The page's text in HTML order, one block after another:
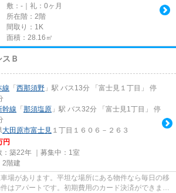
敷：-｜礼：0ヶ月
所在階：2階
間取り：1K
面積：28.16㎡
Ｂ
線 「 西那須野 」駅 バス13分 「富士見１丁目」 停
幹線 「 那須塩原 」駅 バス32分 「富士見1丁目」 停
大田原市富士見 １丁目１６０６－２６３
円
：築22年 ｜募集中： 1室
2階建
場があります。平坦な場所にある物件なら毎日の移
はアパートです。初期費用のカード決済ができま